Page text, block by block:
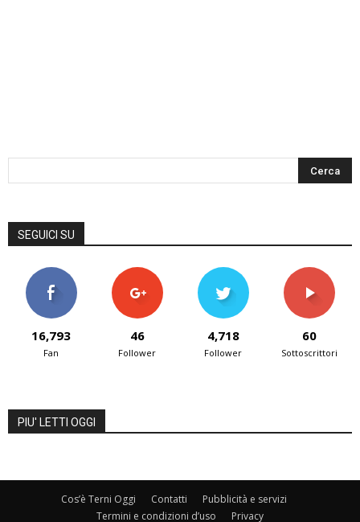
SEGUICI SU
16,793
Fan
46
Follower
4,718
Follower
60
Sottoscrittori
PIU' LETTI OGGI
Cos’è Terni Oggi Contatti
Pubblicità e servizi
Termini e condizioni d’uso
Privacy